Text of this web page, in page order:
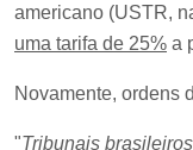
americano (USTR,
uma tarifa de 25% a
Novamente, ordens
"Tribunais